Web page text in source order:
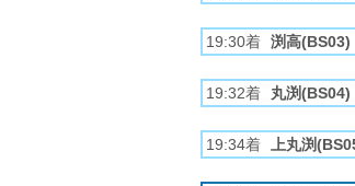
19:30着 渕高(BS03)
19:32着 丸渕(BS04)
19:34着 上丸渕